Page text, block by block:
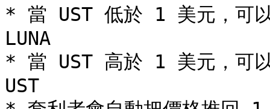
* 當 UST 低於 1 美元，可
LUNA
* 當 UST 高於 1 美元，可
UST